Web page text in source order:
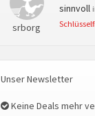
srborg
sinnvoll
Unser Newsletter
Keine Deals mehr